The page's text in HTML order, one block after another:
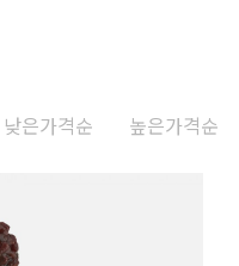
낮은가격순 높은가격순